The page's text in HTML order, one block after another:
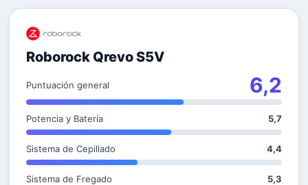
Roborock Qrevo S5V
Puntuación general 6,2
Potencia y Batería 5,7
Sistema de Cepillado 4,4
Sistema de Fregado 5,3